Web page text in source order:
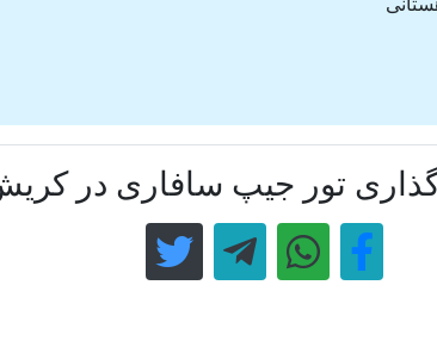
تور جیپ سافاری در